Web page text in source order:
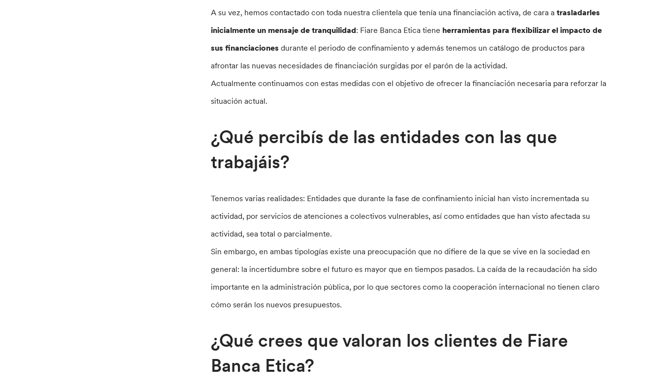
A su vez, hemos contactado con toda nuestra clientela que tenía una financiación activa, de cara atrasladarles
inicialmente un mensaje de tranquilidad: Fiare Banca Etica tiene herramientas para flexibilizar el impacto de
sus financiacionesdurante el periodo de confinamiento y además tenemos un catálogo de productos para
afrontar las nuevas necesidades de financiación surgidas por el parón de la actividad.
Actualmente continuamos con estas medidas con el objetivo de ofrecer la financiación necesaria para reforzar la
situación actual.
¿Qué percibís de las entidades con las que
trabajáis?
Tenemos varias realidades: Entidades que durante la fase de confinamiento inicial han visto incrementada su
actividad, por servicios de atenciones a colectivos vulnerables, así como entidades que han visto afectada su
actividad, sea total o parcialmente.
Sin embargo, en ambas tipologías existe una preocupación que no difiere de la que se vive en la sociedad en
general: la incertidumbre sobre el futuro es mayor que en tiempos pasados. La caída de la recaudación ha sido
importante en la administración pública, por lo que sectores como la cooperación internacional no tienen claro
cómo serán los nuevos presupuestos.
¿Qué crees que valoran los clientes de Fiare
Banca Etica?